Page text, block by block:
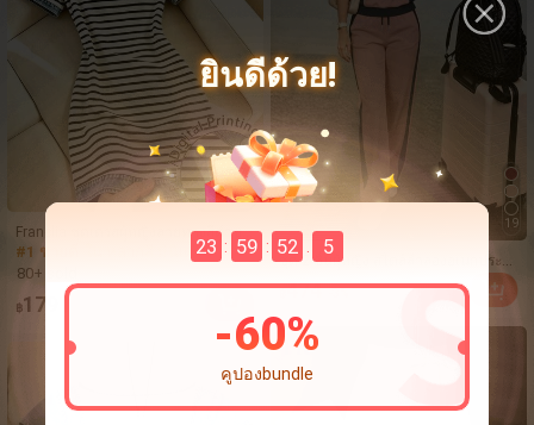
ยินดีด้วย!
23 : 59 : 52 0
-60%
คูปองbundle
5
Franclia ชุดเดรสผู้หญิงลายทางสีดำขา
วแบบแพตช์เวิร์กเอฟเฟกต์เดนิม สำหรั
บฤดูร้อน รุ่นใหม่ พิมพ์ดิจิทัลลายทางแบ
บไม่เดนิม ดีไซน์นิช แขนสั้น
#1 ขายดี
ใน หลากสี มินิเดรสโทนสี
80+ sold
฿179
19
ชุด 2 ชิ้นผู้หญิง สไตล์ลำลองอเนกประสง
ค์ สีบล็อก สไตล์พรีพปี้ คอกลม แขนสั้น
และกางเกงเอวสูงขาตรงหลวม สำหรับฤ
ดูใบไม้ผลิ/ฤดูร้อน หรูหรา
474